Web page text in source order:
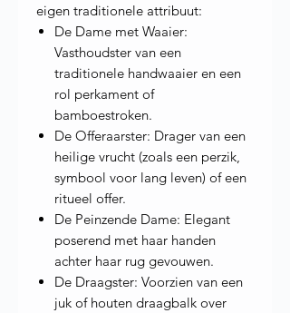
eigen traditionele attribuut:
De Dame met Waaier:
Vasthoudster van een
traditionele handwaaier en een
rol perkament of
bamboestroken.
De Offeraarster: Drager van een
heilige vrucht (zoals een perzik,
symbool voor lang leven) of een
ritueel offer.
De Peinzende Dame: Elegant
poserend met haar handen
achter haar rug gevouwen.
De Draagster: Voorzien van een
juk of houten draagbalk over